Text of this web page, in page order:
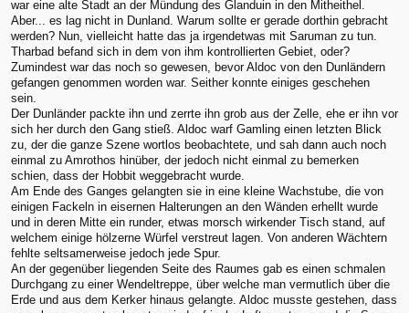
war eine alte Stadt an der Mündung des Glanduin in den Mitheithel.
Aber... es lag nicht in Dunland. Warum sollte er gerade dorthin gebracht
werden? Nun, vielleicht hatte das ja irgendetwas mit Saruman zu tun.
Tharbad befand sich in dem von ihm kontrollierten Gebiet, oder?
Zumindest war das noch so gewesen, bevor Aldoc von den Dunländern
gefangen genommen worden war. Seither konnte einiges geschehen
sein.
Der Dunländer packte ihn und zerrte ihn grob aus der Zelle, ehe er ihn vor
sich her durch den Gang stieß. Aldoc warf Gamling einen letzten Blick
zu, der die ganze Szene wortlos beobachtete, und sah dann auch noch
einmal zu Amrothos hinüber, der jedoch nicht einmal zu bemerken
schien, dass der Hobbit weggebracht wurde.
Am Ende des Ganges gelangten sie in eine kleine Wachstube, die von
einigen Fackeln in eisernen Halterungen an den Wänden erhellt wurde
und in deren Mitte ein runder, etwas morsch wirkender Tisch stand, auf
welchem einige hölzerne Würfel verstreut lagen. Von anderen Wächtern
fehlte seltsamerweise jedoch jede Spur.
An der gegenüber liegenden Seite des Raumes gab es einen schmalen
Durchgang zu einer Wendeltreppe, über welche man vermutlich über die
Erde und aus dem Kerker hinaus gelangte. Aldoc musste gestehen, dass